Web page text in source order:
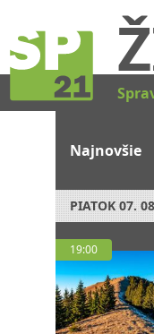
Najnovšie
PIATOK 07.
19:00